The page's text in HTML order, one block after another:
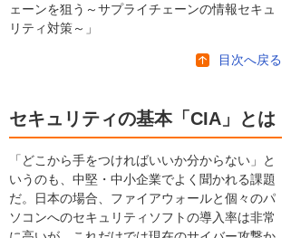
ェーンを狙う～サプライチェーンの情報セキュ
リティ対策～」
目次へ戻る
セキュリティの基本「CIA」とは
「どこから手をつければいいか分からない」と
いうのも、中堅・中小企業でよく聞かれる課題
だ。日本の場合、ファイアウォールと個々のパ
ソコンへのセキュリティソフトの導入率は非常